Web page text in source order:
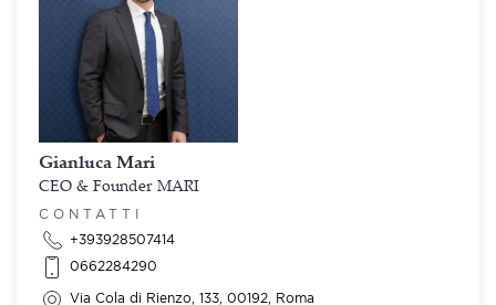
Gianluca Mari
CEO & Founder MARI
CONTATTI
+393928507414
0662284290
Via Cola di Rienzo, 133, 00192, Roma